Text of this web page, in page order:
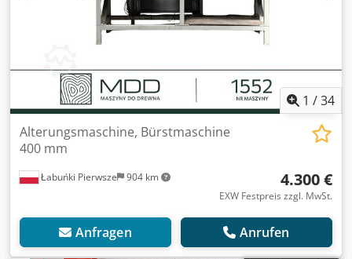
1 /34
Łabuńki Pierwsze 904 km
Alterungsmaschine, Bürstmaschine
400 mm
4.300 €
EXW Festpreis zzgl. MwSt.
Anfragen Anrufen